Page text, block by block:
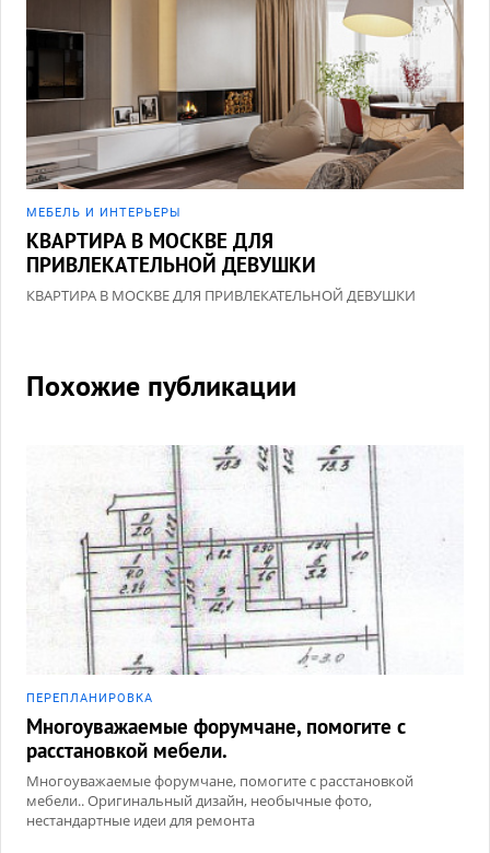
МЕБЕЛЬ И ИНТЕРЬЕРЫ
КВАРТИРА В МОСКВЕ ДЛЯ
ПРИВЛЕКАТЕЛЬНОЙ ДЕВУШКИ
КВАРТИРА В МОСКВЕ ДЛЯ ПРИВЛЕКАТЕЛЬНОЙ ДЕВУШКИ
Похожие публикации
ПЕРЕПЛАНИРОВКА
Многоуважаемые форумчане, помогите с
расстановкой мебели.
Многоуважаемые форумчане, помогите с расстановкой
мебели.. Оригинальный дизайн, необычные фото,
нестандартные идеи для ремонта